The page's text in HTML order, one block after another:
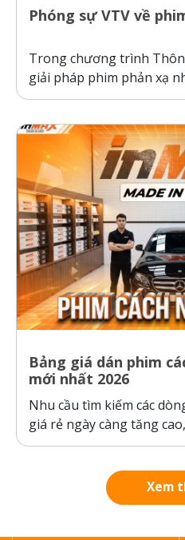
Phóng sự VTV về
Trong chương trình
giải pháp phim phản xạ
thiệu như một bước tiến
nóng gay gắt. Thực tế
Bảng giá dán phim
mới nhất 2026
Nhu cầu tìm kiếm các
giá rẻ ngày càng tăng
sẵn sàng bỏ ra hàng
hãng” và “hàng giả, hàng
Xem